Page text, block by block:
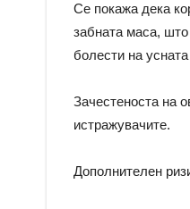
Се покажа дека
забната маса,
болести на
Зачестеноста на
истражувачите.
Дополнителен